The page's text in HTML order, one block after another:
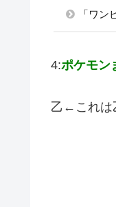
「ワ
4:ポケモン
乙←これは